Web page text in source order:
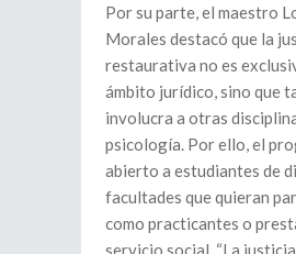
Por su parte, el maestro
Morales destacó que la
restaurativa no es
ámbito jurídico, sino que
involucra a otras
psicología. Por ello, el
abierto a estudiantes de
facultades que quieran
como practicantes o
servicio social. “La